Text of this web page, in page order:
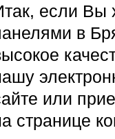
если Вы
в
или
странице